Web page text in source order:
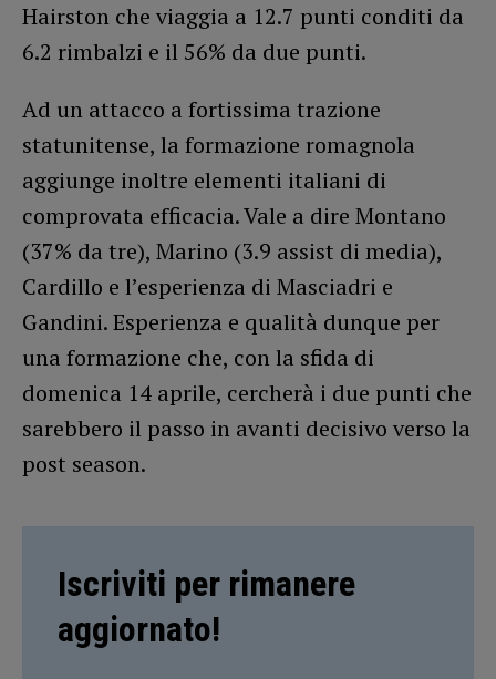
Hairston che viaggia a 12.7 punti conditi da
6.2 rimbalzi e il 56% da due punti.
Ad un attacco a fortissima trazione
statunitense, la formazione romagnola
aggiunge inoltre elementi italiani di
comprovata efficacia. Vale a dire Montano
(37% da tre), Marino (3.9 assist di media),
Cardillo e l’esperienza di Masciadri e
Gandini. Esperienza e qualità dunque per
una formazione che, con la sfida di
domenica 14 aprile, cercherà i due punti che
sarebbero il passo in avanti decisivo verso la
post season.
Iscriviti per rimanere
aggiornato!